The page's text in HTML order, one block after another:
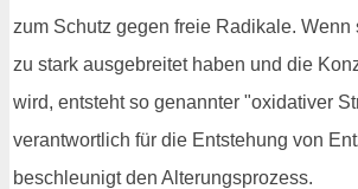
zum Schutz gegen freie Radikale. Wenn
zu stark ausgebreitet haben und die
wird, entsteht so genannter "oxidativer
verantwortlich für die Entstehung von
beschleunigt den Alterungsprozess.